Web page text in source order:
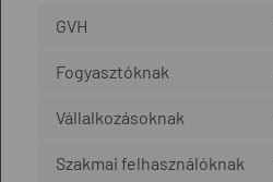
GVH
Fogyasztóknak
Vállalkozásoknak
Szakmai felhasználóknak